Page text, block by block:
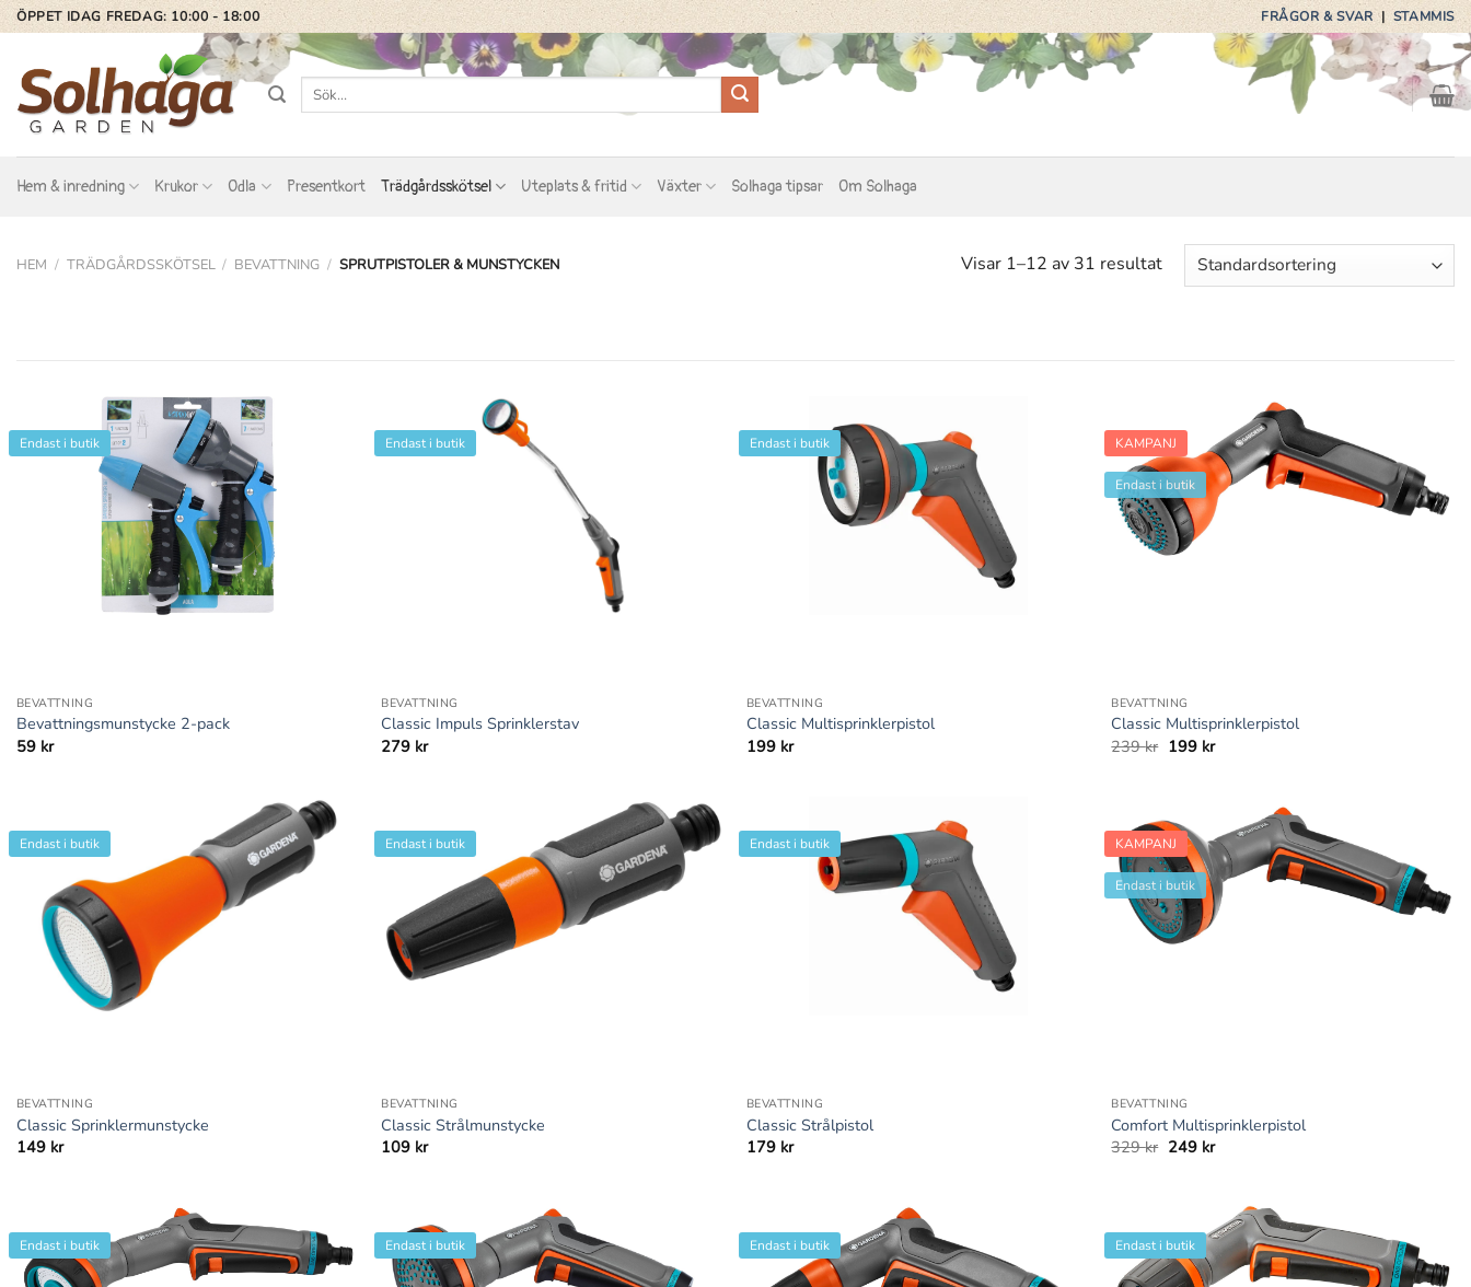
Skip
to
content
ÖPPET IDAG FREDAG: 10:00 - 18:00 FRÅGOR & SVAR|STAMMIS
Sök
Hem & inredning Krukor Odla Presentkort Trädgårdsskötsel Uteplats & fritid Växter Solhaga tipsar Om Solhaga
HEM / TRÄDGÅRDSSKÖTSEL / BEVATTNING / SPRUTPISTOLER & MUNSTYCKEN Visar 1–12 av 31 resultat
Endast i butik
BEVATTNING
Bevattningsmunstycke 2-pack
59 kr
Endast i butik
BEVATTNING
Classic Impuls Sprinklerstav
279 kr
Endast i butik
BEVATTNING
Classic Multisprinklerpistol
199 kr
KAMPANJ
Endast i butik
BEVATTNING
Classic Multisprinklerpistol
239kr Det
199 krDet
Endast i butik
BEVATTNING
Classic Sprinklermunstycke
149 kr
Endast i butik
BEVATTNING
Classic Strålmunstycke
109 kr
Endast i butik
BEVATTNING
Classic Strålpistol
179 kr
KAMPANJ
Endast i butik
BEVATTNING
Comfort Multisprinklerpistol
329kr Det
249 krDet
249 kr.
Endast i butik Endast i butik Endast i butik Endast i butik